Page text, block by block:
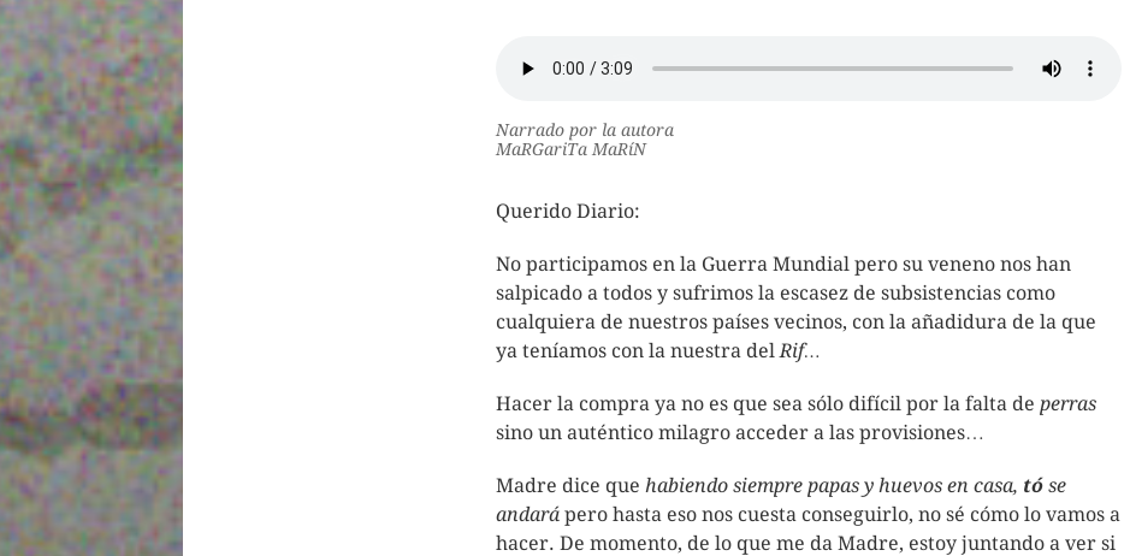
Narrado por la autora
MaRGariTa MaRíN
Querido Diario:
No participamos en la Guerra Mundial pero su veneno nos han
salpicado a todos y sufrimos la escasez de subsistencias como
cualquiera de nuestros países vecinos, con la añadidura de la que
ya teníamos con la nuestra delRif…
Hacer la compra ya no es que sea sólo difícil por la falta de perras
sino un auténtico milagro acceder a las provisiones…
Madre dice que habiendo siempre papas y huevos en casa, tó se
andará pero hasta eso nos cuesta conseguirlo, no sé cómo lo vamos a
hacer. De momento, de lo que me da Madre, estoy juntando a ver si